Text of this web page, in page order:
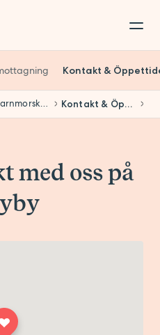
Kontakt &
Mama Mia Nyby Barnmorskemottagning Kontakt & Öppettider
med oss på